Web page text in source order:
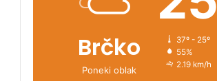
Brčko
Poneki oblak
37º - 25º
55%
2.19 km/h